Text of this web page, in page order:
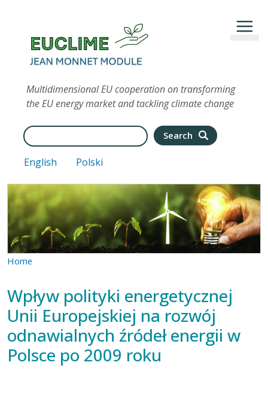
Multidimensional EU cooperation on transforming
the EU energy market and tackling climate change
Search Search
English Polski
Home
Wpływ polityki energetycznej
Unii Europejskiej na rozwój
odnawialnych źródeł energii w
Polsce po 2009 roku